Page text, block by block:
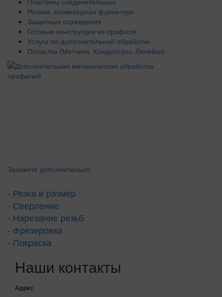
Ролики, конвейерная фурнитура
Защитные ограждения
Готовые конструкции из профиля
Услуги по дополнительной обработке
Оснастка (Метчики, Кондукторы, Линейки)
Закажите дополнительно:
- Резка в размер
- Сверление
- Нарезание резьб
- Фрезеровка
- Покраска
Наши контакты
Адрес